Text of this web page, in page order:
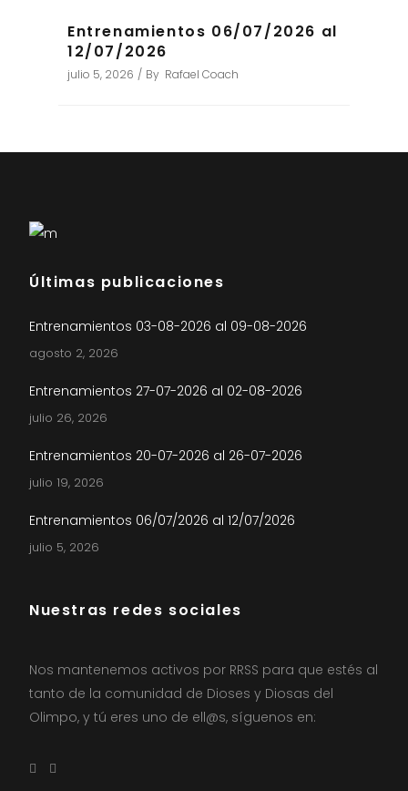
Entrenamientos 06/07/2026 al
12/07/2026
julio 5, 2026 By Rafael Coach
Últimas publicaciones
Entrenamientos 03-08-2026 al 09-08-2026
agosto 2, 2026
Entrenamientos 27-07-2026 al 02-08-2026
julio 26, 2026
Entrenamientos 20-07-2026 al 26-07-2026
julio 19, 2026
Entrenamientos 06/07/2026 al 12/07/2026
julio 5, 2026
Nuestras redes sociales
Nos mantenemos activos por RRSS para que estés al
tanto de la comunidad de Dioses y Diosas del
Olimpo, y tú eres uno de ell@s, síguenos en: